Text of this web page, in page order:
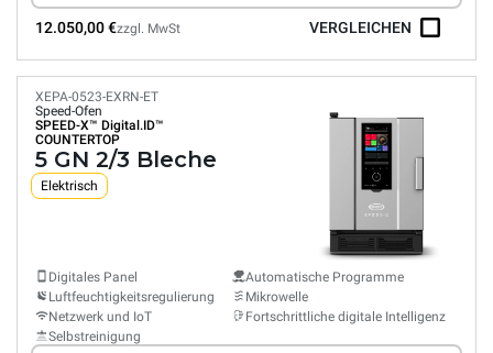
12.050,00 €zzgl. MwSt VERGLEICHEN
XEPA-0523-EXRN-ET
Speed-Ofen
SPEED-X™ Digital.ID™
COUNTERTOP
5 GN 2/3 Bleche
Elektrisch
Digitales Panel
Luftfeuchtigkeitsregulierung
Netzwerk und IoT
Selbstreinigung
Automatische Programme
Mikrowelle
Fortschrittliche digitale Intelligenz